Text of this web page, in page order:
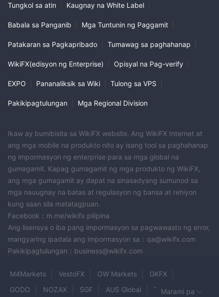
Tungkol sa atin Kaugnay na White Label
Babala sa Panganib Mga Tuntunin ng Paggamit
Patakaran sa Pagkapribado Tumawag sa paghahanap
WikiFX(edisyon ng Enterprise) Opisyal na Pag-verify
EXPO Pananaliksik sa Wiki Tulong sa VPS
Pakikipagtulungan Mga Regional Division
Ikaw ay bumibisita sa WikiFX website. Ang WikiFX Internet at
ang mga mobile na produkto nito ay isang tool sa paghahanap
ng impormasyon ng enterprise para sa mga global na
gumagamit. Kapag gumagamit ng mga produkto ng WikiFX,
ang mga gumagamit ay dapat na sinasadyang sumunod sa
mga nauugnay na batas at regulasyon ng bansa at rehiyon
kung saan sila matatagpuan.
Facebook：m.me/wikifx.pilipina
Ang lisensya o iba pang impormasyon sa pagwawasto ng error,
mangyaring ipadala ang impormasyon sa：qa@wikifx.com
Pakikipagtulungan：business@wikifx.com
M4Markets VestoFX OW Markets
GKFX
GODO
NOZAX SGF AUS Global Topstep
Marami pa